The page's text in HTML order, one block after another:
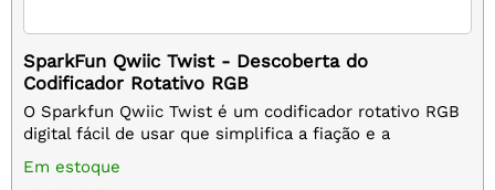
SparkFun Qwiic Twist - Descoberta do
Codificador Rotativo RGB
O Sparkfun Qwiic Twist é um codificador rotativo RGB
digital fácil de usar que simplifica a fiação e a
milhões de cores e conecta-se facilmente ao sistema
Em estoque